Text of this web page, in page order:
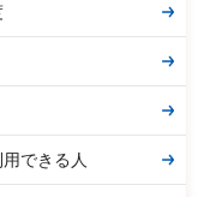
できる人